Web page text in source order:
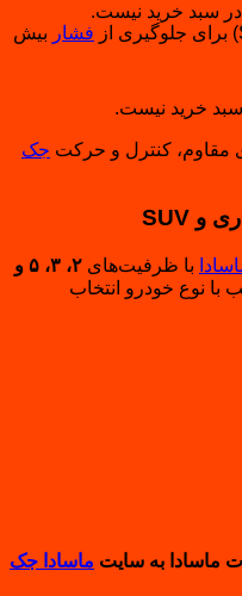
سبد خرید نیست.
خرید نیست.
فشار بیش
کنترل و حرکت جک
با ظرفیت‌های
۲، ۳، ۵ و
با نوع خودرو انتخاب
ماسادا به سایت ماسادا جک